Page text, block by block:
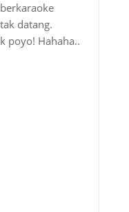
datang.
poyo! Hahaha..